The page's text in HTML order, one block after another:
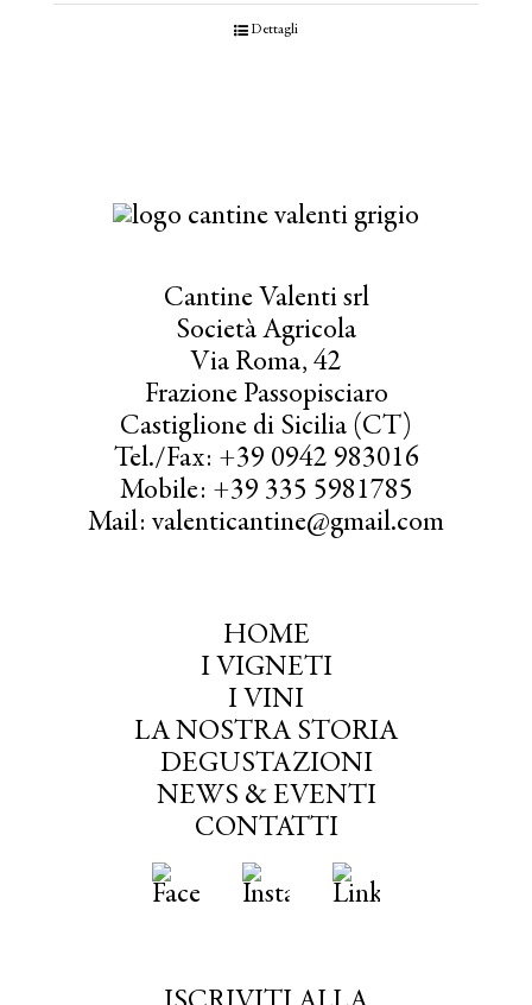
Dettagli
Cantine Valenti srl
Società Agricola
Via Roma, 42
Frazione Passopisciaro
Castiglione di Sicilia (CT)
Tel./Fax: +39 0942 983016
Mobile: +39 335 5981785
Mail: valenticantine@gmail.com
HOME
I VIGNETI
I VINI
LA NOSTRA STORIA
DEGUSTAZIONI
NEWS & EVENTI
CONTATTI